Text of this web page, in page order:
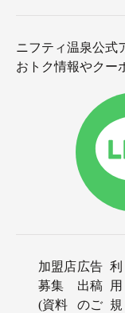
ニフティ温泉公式
おトク情報やクー
加盟店
募集
(資料
広告
出稿
のご
利
用
規